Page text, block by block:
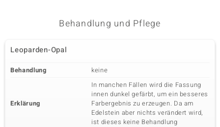
Behandlung und Pflege
Leoparden-Opal
Behandlung keine
Erklärung
In manchen Fällen wird die Fassung
innen dunkel gefärbt, um ein besseres
Farbergebnis zu erzeugen. Da am
Edelstein aber nichts verändert wird,
ist dieses keine Behandlung